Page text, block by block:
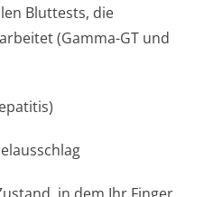
Bluttests, die
(Gamma-GT und